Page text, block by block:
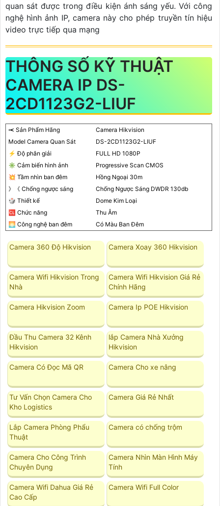
quan sát được trong điều kiện ánh sáng yếu. Với công
nghệ hình ảnh IP, camera này cho phép truyền tín hiệu
video trực tiếp qua mạng
THÔNG SỐ KỸ THUẬT
CAMERA IP DS-
2CD1123G2-LIUF
⥷ Sản Phẩm Hãng
Camera Hikvision
Model Camera Quan Sát
DS-2CD1123G2-LIUF
️⚡ Độ phân giải
FULL HD 1080P
✳️ Cảm biến hình ảnh
Progressive Scan CMOS
💥 Tầm nhìn ban đêm
Hồng Ngoại 30m
》《 Chống ngược sáng
Chống Ngược Sáng DWDR 130db
🎲 Thiết kế
Dome Kim Loại
🆑 Chức năng
Thu Âm
🌅 Công nghệ ban đêm
Có Màu Ban Đêm
Camera 360 Độ Hikvision Camera Xoay 360 Hikvision
Camera Wifi Hikvision Trong
Nhà
Camera Wifi Hikvision Giá Rẻ
Chính Hãng
Camera Hikvision Zoom Camera Ip POE Hikvision
Đầu Thu Camera 32 Kênh
Hikvision
lắp Camera Nhà Xưởng
Hikvision
Camera Có Đọc Mã QR Camera Cho xe nâng
Tư Vấn Chọn Camera Cho
Kho Logistics
Camera Giá Rẻ Nhất
Lắp Camera Phòng Phẩu
Thuật
Camera có chống trộm
Camera Cho Công Trình
Chuyên Dụng
Camera Nhìn Màn Hình Máy
Tính
Camera Wifi Dahua Giá Rẻ
Cao Cấp
Camera Wifi Full Color